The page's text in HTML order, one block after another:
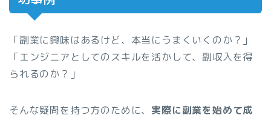
「副業に興味はあるけど、本当にうまくいくのか？」
「エンジニアとしてのスキルを活かして、副収入を得
られるのか？」
そんな疑問を持つ方のために、 実際に副業を始めて成